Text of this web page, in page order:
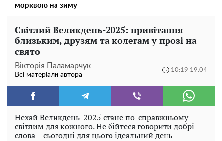
морквою на зиму
Світлий Великдень-2025: привітання
близьким, друзям та колегам у прозі на
свято
Вікторія Паламарчук
Всі матеріали автора
10:19 19.04
Нехай Великдень-2025 стане по-справжньому
світлим для кожного. Не бійтеся говорити добрі
слова – сьогодні для цього ідеальний день